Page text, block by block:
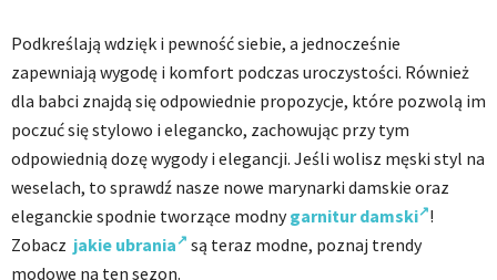
Podkreślają wdzięk i pewność siebie, a jednocześnie
zapewniają wygodę i komfort podczas uroczystości. Również
dla babci znajdą się odpowiednie propozycje, które pozwolą im
poczuć się stylowo i elegancko, zachowując przy tym
odpowiednią dozę wygody i elegancji. Jeśli wolisz męski styl na
weselach, to sprawdź nasze nowe marynarki damskie oraz
eleganckie spodnie tworzące modnygarnitur damski !
Zobacz jakie ubrania
są teraz modne, poznaj trendy
modowe na ten sezon.